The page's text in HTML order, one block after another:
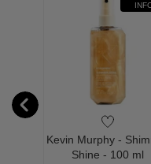
Kevin Murphy -
Shine - 100 ml